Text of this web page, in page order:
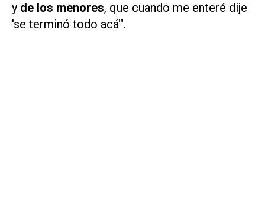
y de los menores, que cuando me enteré dije
'se terminó todo acá'".